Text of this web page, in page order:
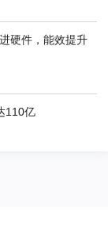
硬件，能效提升
110亿